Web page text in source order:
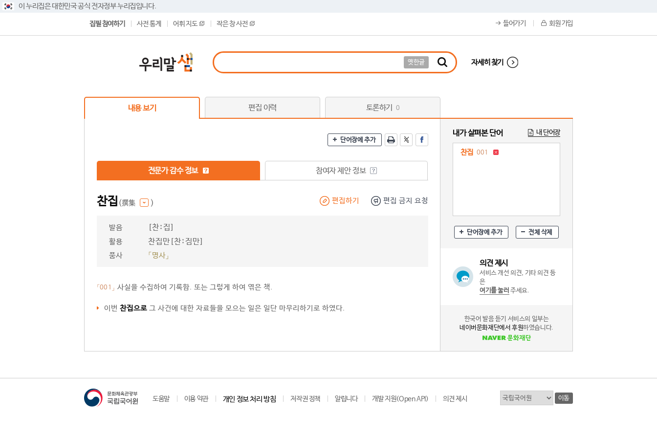
이 누리집은 대한민국 공식 전자정부 누리집입니다.
집필 참여하기 사전 통계 어휘 지도 작은 창 사전 들어가기 회원 가입
옛한글 자세히 찾기
내용 보기 편집 이력 토론하기 0
단어장에 추가
전문가 감수 정보 참여자 제안 정보
찬집 (撰集 ) 편집하기 편집 금지 요청
발음 [찬ː집]
활용 찬집만[찬ː짐만]
품사 「명사」
「001」 사실을 수집하여 기록함. 또는 그렇게 하여 엮은 책.
이번 찬집으로 그 사건에 대한 자료들을 모으는 일은 일단 마무리하기로 하였다.
내가 살펴본 단어 내 단어장
찬집 001
단어장에 추가 전체 삭제
의견 제시
서비스 개선 의견, 기타 의견 등
은
여기를 눌러 주세요.
한국어 발음 듣기 서비스의 일부는
네이버문화재단에서 후원하였습니다.
도움말 이용 약관 개인 정보 처리 방침 저작권 정책 알립니다 개발 지원(Open API) 의견 제시 이동